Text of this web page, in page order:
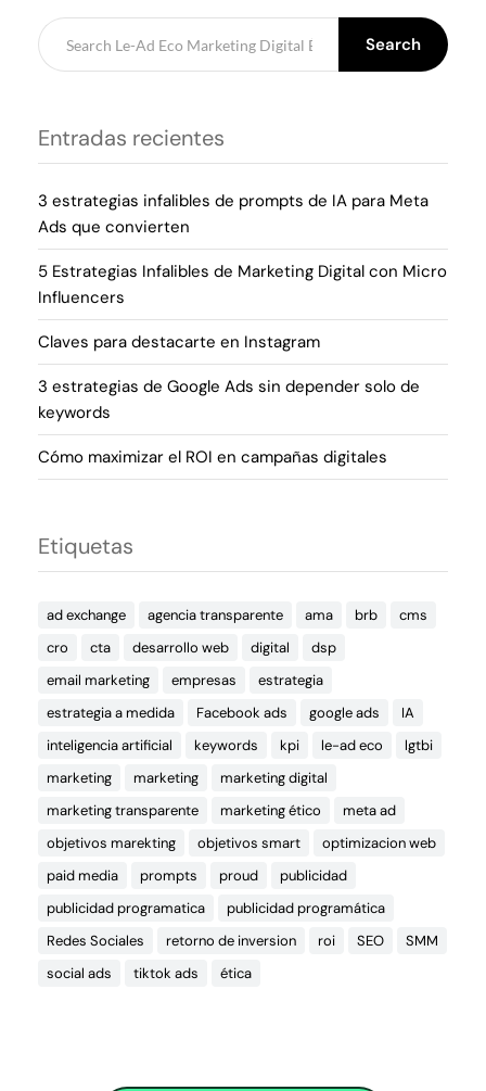
Search
Entradas recientes
3 estrategias infalibles de prompts de IA para Meta
Ads que convierten
5 Estrategias Infalibles de Marketing Digital con Micro
Influencers
Claves para destacarte en Instagram
3 estrategias de Google Ads sin depender solo de
keywords
Cómo maximizar el ROI en campañas digitales
Etiquetas
ad exchange agencia transparente ama brb
cms
cro
cta desarrollo web digital
dsp
email marketing
empresas
estrategia
estrategia a medida
Facebook ads google ads
IA
inteligencia artificial
keywords kpi le-ad eco
lgtbi
marketing
marketing
marketing digital
marketing transparente
marketing ético
meta ad
objetivos marekting
objetivos smart
optimizacion web
paid media
prompts proud
publicidad
publicidad programatica
publicidad programática
Redes Sociales
retorno de inversion roi SEO
SMM
social ads
tiktok ads ética